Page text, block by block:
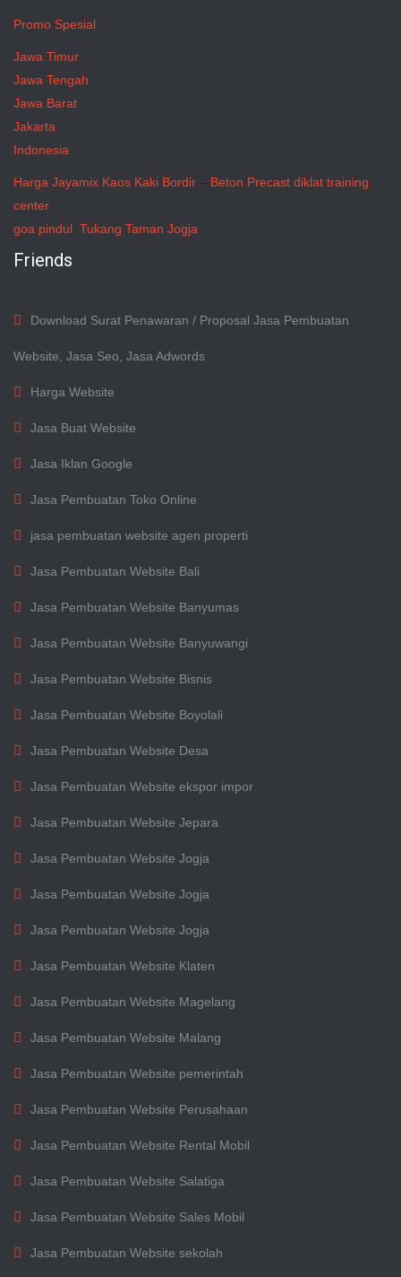
Promo Spesial
Jawa Timur
Jawa Tengah
Jawa Barat
Jakarta
Indonesia
Harga Jayamix Kaos Kaki Bordir – Beton Precast diklat training
center
goa pindul Tukang Taman Jogja
Friends
Download Surat Penawaran / Proposal Jasa Pembuatan
Website, Jasa Seo, Jasa Adwords
Harga Website
Jasa Buat Website
Jasa Iklan Google
Jasa Pembuatan Toko Online
jasa pembuatan website agen properti
Jasa Pembuatan Website Bali
Jasa Pembuatan Website Banyumas
Jasa Pembuatan Website Banyuwangi
Jasa Pembuatan Website Bisnis
Jasa Pembuatan Website Boyolali
Jasa Pembuatan Website Desa
Jasa Pembuatan Website ekspor impor
Jasa Pembuatan Website Jepara
Jasa Pembuatan Website Jogja
Jasa Pembuatan Website Jogja
Jasa Pembuatan Website Jogja
Jasa Pembuatan Website Klaten
Jasa Pembuatan Website Magelang
Jasa Pembuatan Website Malang
Jasa Pembuatan Website pemerintah
Jasa Pembuatan Website Perusahaan
Jasa Pembuatan Website Rental Mobil
Jasa Pembuatan Website Salatiga
Jasa Pembuatan Website Sales Mobil
Jasa Pembuatan Website sekolah